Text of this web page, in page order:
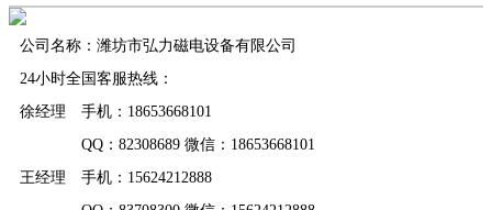
公司名称：潍坊市弘力磁电设备有限公司
24小时全国客服热线：
徐经理 手机：18653668101
QQ：82308689 微信：18653668101
王经理 手机：15624212888